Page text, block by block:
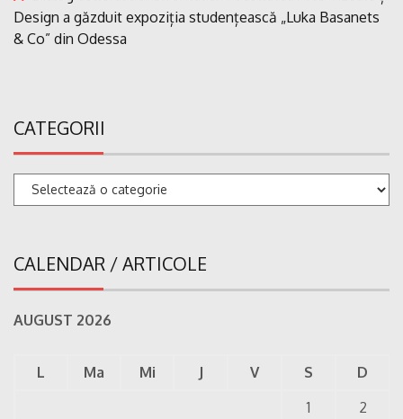
Design a găzduit expoziția studențească „Luka Basanets
& Co” din Odessa
CATEGORII
Categorii
CALENDAR / ARTICOLE
AUGUST 2026
L Ma Mi J V S
D
1
2